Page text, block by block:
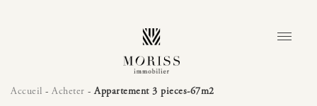
Accueil - Acheter -Appartement 3 pieces-67m2